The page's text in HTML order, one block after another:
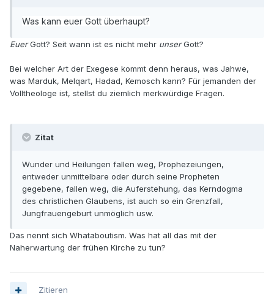
Was kann euer Gott überhaupt?
EuerGott? Seit wann ist es nicht mehr unserGott?
Bei welcher Art der Exegese kommt denn heraus, was Jahwe,
was Marduk, Melqart, Hadad, Kemosch kann? Für jemanden der
Volltheologe ist, stellst du ziemlich merkwürdige Fragen.
Zitat
Wunder und Heilungen fallen weg, Prophezeiungen,
entweder unmittelbare oder durch seine Propheten
gegebene, fallen weg, die Auferstehung, das Kerndogma
des christlichen Glaubens, ist auch so ein Grenzfall,
Jungfrauengeburt unmöglich usw.
Das nennt sich Whataboutism. Was hat all das mit der
Naherwartung der frühen Kirche zu tun?
Zitieren